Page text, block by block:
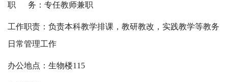
职 务：专任教师兼职
工作职责：负责本科教学排课，教研教改，实践教学等教务
日常管理工作
办公地点：生物楼115